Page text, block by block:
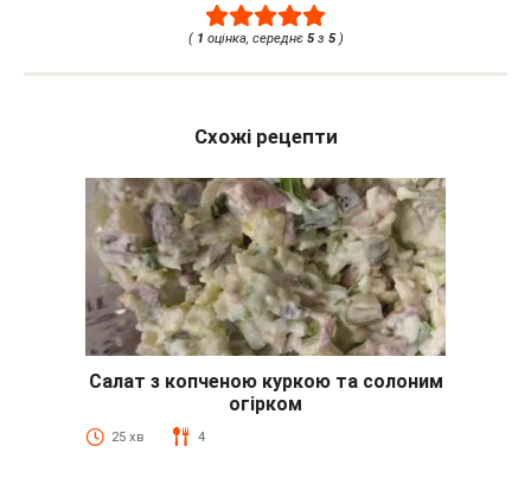
( 1 оцінка, середнє 5з 5)
Схожі рецепти
Салат з копченою куркою та солоним
огірком
25 хв 4